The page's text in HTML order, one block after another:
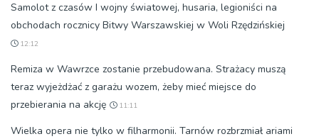
Samolot z czasów I wojny światowej, husaria, legioniści na
obchodach rocznicy Bitwy Warszawskiej w Woli Rzędzińskiej
12:12
Remiza w Wawrzce zostanie przebudowana. Strażacy muszą
teraz wyjeżdżać z garażu wozem, żeby mieć miejsce do
przebierania na akcję
11:11
Wielka opera nie tylko w filharmonii. Tarnów rozbrzmiał ariami